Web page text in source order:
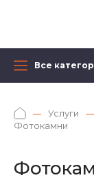
Все
Услуги
Фотокамни